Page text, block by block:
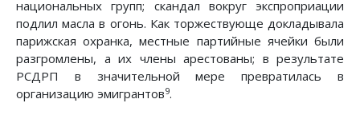
национальных групп; скандал вокруг экспроприации
подлил масла в огонь. Как торжествующе докладывала
парижская охранка, местные партийные ячейки были
разгромлены, а их члены арестованы; в результате
РСДРП в значительной мере превратилась в
организацию эмигрантов9.